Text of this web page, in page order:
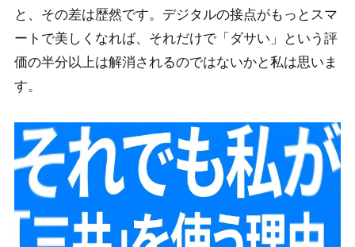
と、その差は歴然です。デジタルの接点がもっとスマ
ートで美しくなれば、それだけで「ダサい」という評
価の半分以上は解消されるのではないかと私は思いま
す。